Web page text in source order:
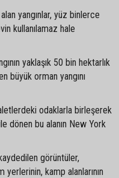
yangınlar, yüz binlerce
kullanılamaz hale
yaklaşık 50 bin hektarlık
büyük orman yangını
odaklarla birleşerek
dönen bu alanın New York
görüntüler,
kamp alanlarının